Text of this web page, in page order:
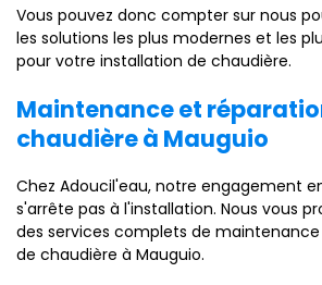
Vous pouvez donc compter sur nous
les solutions les plus modernes et les
pour votre installation de chaudière.
Maintenance et
chaudière à Mauguio
Chez Adoucil'eau, notre engagement
s'arrête pas à l'installation. Nous vous
des services complets de
de chaudière à Mauguio.